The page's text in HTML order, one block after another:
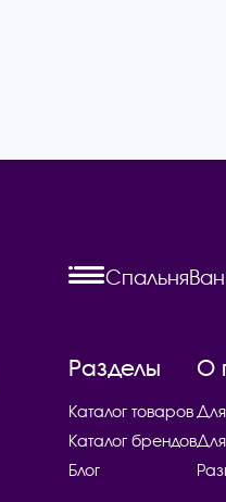
Спальня
Разделы
Каталог товаров
Каталог брендов
Блог
О